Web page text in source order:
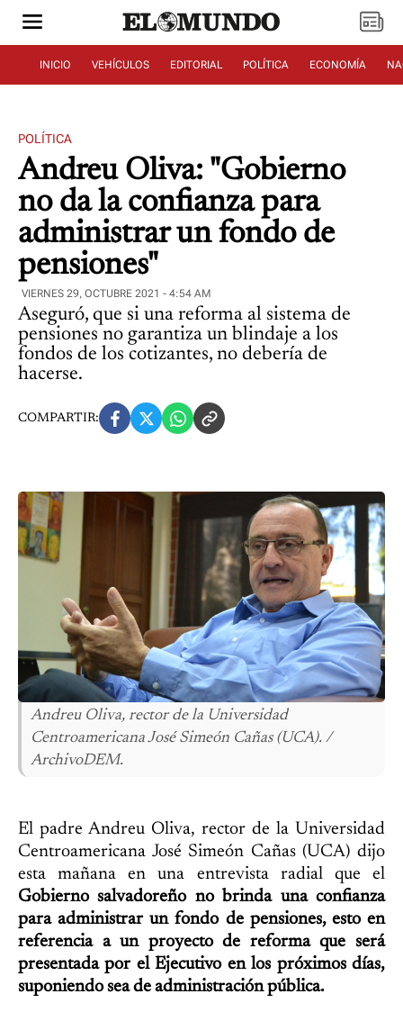
INICIO VEHÍCULOS EDITORIAL POLÍTICA ECONOMÍA
POLÍTICA
Andreu Oliva: "Gobierno
no da la confianza para
administrar un fondo de
pensiones"
VIERNES 29, OCTUBRE 2021 - 4:54 AM
Aseguró, que si una reforma al sistema de
pensiones no garantiza un blindaje a los
fondos de los cotizantes, no debería de
hacerse.
COMPARTIR:
Andreu Oliva, rector de la Universidad
Centroamericana José Simeón Cañas (UCA). /
ArchivoDEM.
El padre Andreu Oliva, rector de la Universidad
Centroamericana José Simeón Cañas (UCA) dijo
esta mañana en una entrevista radial que el
Gobierno salvadoreño no brinda una confianza
para administrar un fondo de pensiones, esto en
referencia a un proyecto de reforma que será
presentada por el Ejecutivo en los próximos días,
suponiendo sea de administración pública.